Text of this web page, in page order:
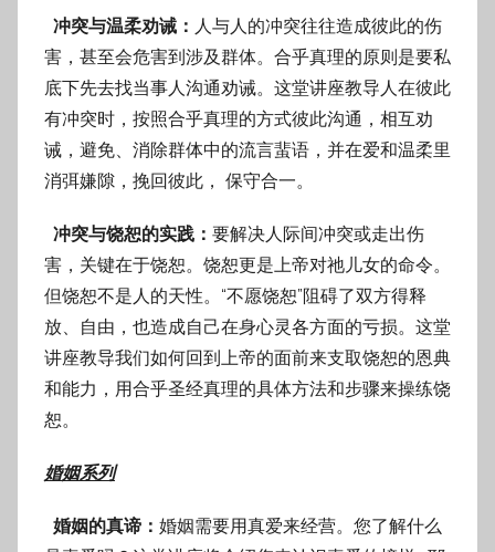
冲突与温柔劝诫： 人与人的冲突往往造成彼此的伤
害，甚至会危害到涉及群体。合乎真理的原则是要私
底下先去找当事人沟通劝诫。这堂讲座教导人在彼此
有冲突时，按照合乎真理的方式彼此沟通，相互劝
诫，避免、消除群体中的流言蜚语，并在爱和温柔里
消弭嫌隙，挽回彼此， 保守合一。
冲突与饶恕的实践： 要解决人际间冲突或走出伤
害，关键在于饶恕。饶恕更是上帝对祂儿女的命令。
但饶恕不是人的天性。“不愿饶恕”阻碍了双方得释
放、自由，也造成自己在身心灵各方面的亏损。这堂
讲座教导我们如何回到上帝的面前来支取饶恕的恩典
和能力，用合乎圣经真理的具体方法和步骤来操练饶
恕。
婚姻系列
婚姻的真谛： 婚姻需要用真爱来经营。您了解什么